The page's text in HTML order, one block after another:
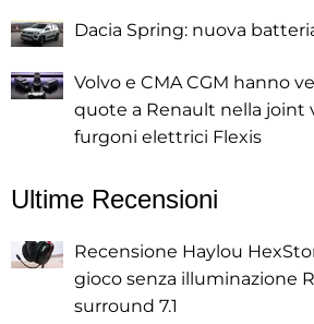
Dacia Spring: nuova
Volvo e CMA CGM hanno
quote a Renault nella joint
furgoni elettrici Flexis
Ultime Recensioni
Recensione Haylou
gioco senza illuminazione
surround 7.1